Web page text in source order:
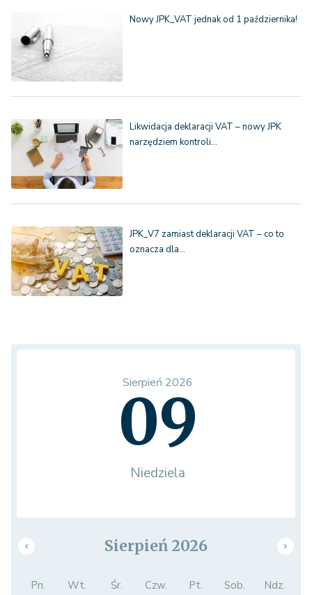
Nowy JPK_VAT jednak od 1 października!
Likwidacja deklaracji VAT – nowy JPK
narzędziem kontroli…
JPK_V7 zamiast deklaracji VAT – co to
oznacza dla…
Sierpień 2026
09
Niedziela
Sierpień 2026
Pn. Wt. Śr. Czw. Pt. Sob. Ndz.